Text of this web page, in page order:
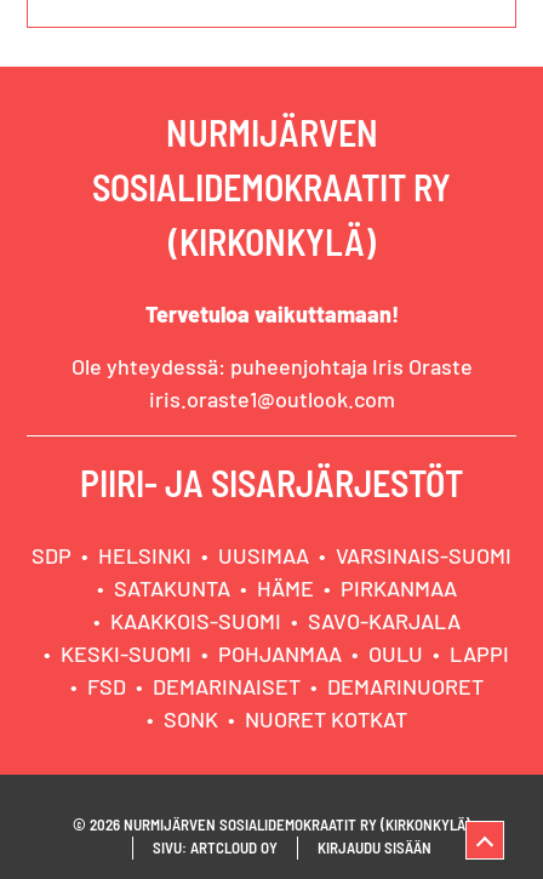
NURMIJÄRVEN
SOSIALIDEMOKRAATIT RY
(KIRKONKYLÄ)
Tervetuloa vaikuttamaan!
Ole yhteydessä: puheenjohtaja Iris Oraste
iris.oraste1@outlook.com
PIIRI- JA SISARJÄRJESTÖT
SDP HELSINKI UUSIMAA
VARSINAIS-SUOMI
SATAKUNTA
HÄME
PIRKANMAA
KAAKKOIS-SUOMI
SAVO-KARJALA
KESKI-SUOMI
POHJANMAA OULU
LAPPI
FSD
DEMARINAISET
DEMARINUORET
SONK
NUORET KOTKAT
© 2026 NURMIJÄRVEN SOSIALIDEMOKRAATIT RY (KIRKONKYLÄ)
SIVU: ARTCLOUD OY
KIRJAUDU SISÄÄN